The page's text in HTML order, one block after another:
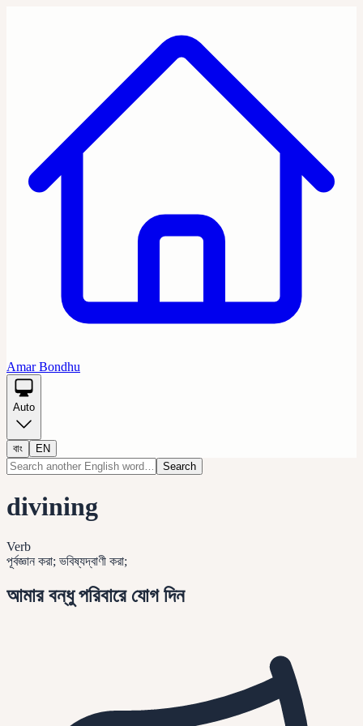
Amar Bondhu
Auto
বাং
EN
Search
divining
Verb
পূর্বজ্ঞান করা; ভবিষ্যদ্বাণী করা;
আমার বন্ধু পরিবারে যোগ দিন